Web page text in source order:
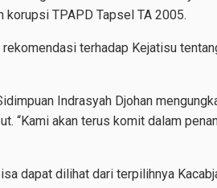
TPAPD Tapsel TA 2005.
terhadap Kejatisu
Indrasyah Djohan
“Kami akan terus komit dalam
dapat dilihat dari terpilihnya